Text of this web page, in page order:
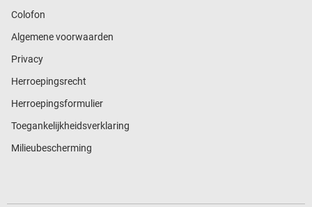
Colofon
Algemene voorwaarden
Privacy
Herroepingsrecht
Herroepingsformulier
Toegankelijkheidsverklaring
Milieubescherming